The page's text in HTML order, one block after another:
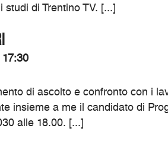
di Trentino TV. [...]
di ascolto e confronto con i
insieme a me il candidato di
alle 18.00. [...]